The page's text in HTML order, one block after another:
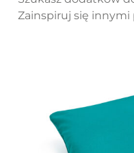
Zainspiruj się